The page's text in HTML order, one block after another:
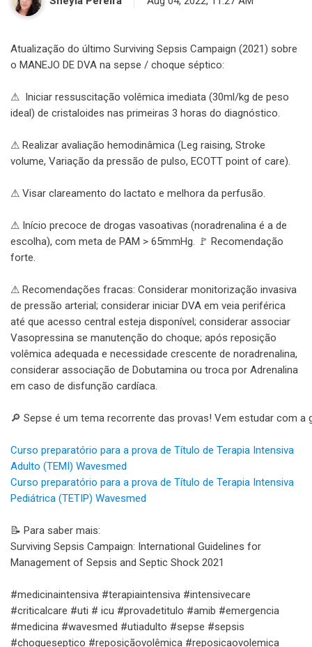
Atualização do último Surviving Sepsis Campaign (2021) sobre
o MANEJO DE DVA na sepse / choque séptico:
⚠ Iniciar ressuscitação volêmica imediata (30ml/kg de peso
ideal) de cristaloides nas primeiras 3 horas do diagnóstico.
⚠ Realizar avaliação hemodinâmica (Leg raising, Stroke
volume, Variação da pressão de pulso, ECOTT point of care).
⚠ Visar clareamento do lactato e melhora da perfusão.
⚠ Início precoce de drogas vasoativas (noradrenalina é a de
escolha), com meta de PAM > 65mmHg. 🚩 Recomendação
forte.
⚠ Recomendações fracas: Considerar monitorização invasiva
de pressão arterial; considerar iniciar DVA em veia periférica
até que acesso central esteja disponível; considerar associar
Vasopressina se manutenção do choque; após reposição
volêmica adequada e necessidade crescente de noradrenalina,
considerar associação de Dobutamina ou troca por Adrenalina
em caso de disfunção cardíaca.
🔎 Sepse é um tema recorrente das provas! Vem estudar com a
Curso preparatório para a prova de Título de Terapia Intensiva
Adulto (TEMI) Wavesmed
Curso preparatório para a prova de Título de Terapia Intensiva
Pediátrica (TETIP) Wavesmed
📝 Para saber mais:
Surviving Sepsis Campaign: International Guidelines for
Management of Sepsis and Septic Shock 2021
#medicinaintensiva #terapiaintensiva #intensivecare
#criticalcare #uti # icu #provadetitulo #amib #emergencia
#medicina #wavesmed #utiadulto #sepse #sepsis
#choqueseptico #reposiçãovolêmica #reposicaovolemica